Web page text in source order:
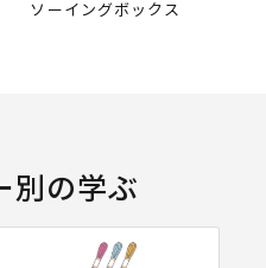
ソーイングボックス
別の学ぶ